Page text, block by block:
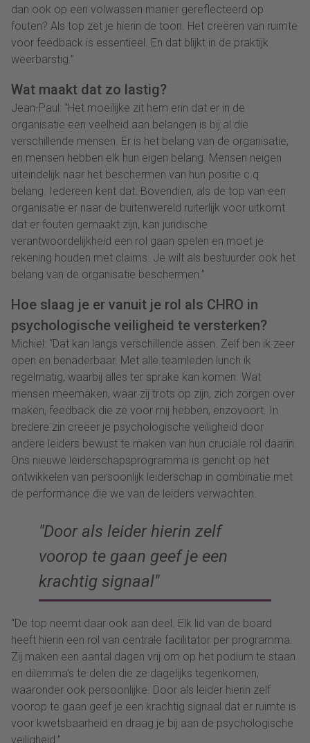
dan ook op een volwassen manier gereflecteerd op
fouten? Als top zet je hierin de toon. Het creëren van ruimte
voor feedback is essentieel. En dat blijkt in de praktijk
weerbarstig.”
Wat maakt dat zo lastig?
Jean-Paul: “Het moeilijke zit hem erin dat er in de
organisatie een veelheid aan belangen is bij al die
verschillende mensen. Er is het belang van de organisatie,
en mensen hebben elk hun eigen belang. Mensen neigen
uiteindelijk naar het beschermen van hun positie c.q.
belang. Iedereen kent dat. Bovendien, als de top van een
organisatie er naar de buitenwereld ruiterlijk voor uitkomt
dat er fouten gemaakt zijn, kan juridische
verantwoordelijkheid een rol gaan spelen en moet je
rekening houden met claims. Je wilt als bestuurder ook het
belang van de organisatie beschermen.”
Hoe slaag je er vanuit je rol als CHRO in
psychologische veiligheid te versterken?
Michiel: “Dat kan langs verschillende assen. Zelf ben ik zeer
open en benaderbaar. Met alle teamleden lunch ik
regelmatig, waarbij alles ter sprake kan komen. Wat
mensen meemaken, waar zij trots op zijn, zich zorgen over
maken, feedback die ze voor mij hebben, enzovoort. In
bredere zin creëer je psychologische veiligheid door
andere leiders bewust te maken van hun cruciale rol daarin.
Ons nieuwe leiderschapsprogramma is gericht op het
ontwikkelen van persoonlijk leiderschap in combinatie met
de performance die we van de leiders verwachten.
Door als leider hierin zelf
voorop te gaan geef je een
krachtig signaal
“De top neemt daar ook aan deel. Elk lid van de board
heeft hierin een rol van centrale facilitator per programma.
Zij maken een aantal dagen vrij om op het podium te staan
en dilemma’s te delen die ze dagelijks tegenkomen,
waaronder ook persoonlijke. Door als leider hierin zelf
voorop te gaan geef je een krachtig signaal dat er ruimte is
voor kwetsbaarheid en draag je bij aan de psychologische
veiligheid.”